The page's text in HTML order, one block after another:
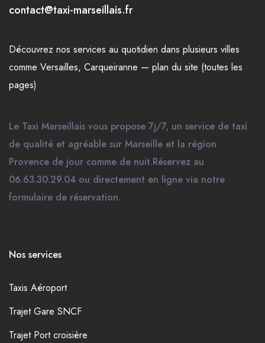
contact@taxi-marseillais.fr
Découvrez nos services au quotidien dans plusieurs villes
comme Versailles, Carqueiranne — plan du site (toutes les
pages)
Le Taxi Marseillais vous propose 7j/7, un service de taxi
de qualité et agréable sur Marseille et la région
Provence de jour comme de nuit.Réservez au
06.63.30.29.04 ou directement en ligne via notre
formulaire de réservation.
Nos services
Taxis Aéroport
Trajet Gare SNCF
Trajet Port croisière